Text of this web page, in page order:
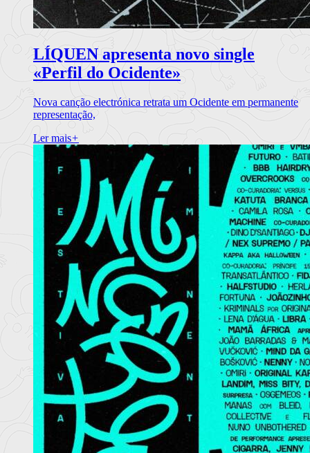
LÍQUEN apresenta novo single
«Perfil do Ocidente»
Nova canção electrónica retrata um Ocidente em permanente
representação,
Ler mais+